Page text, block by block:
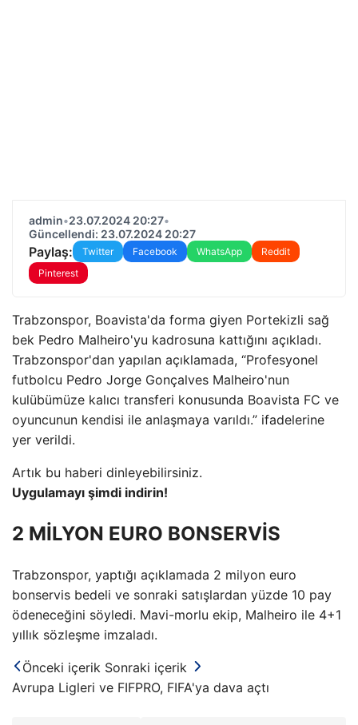
admin•23.07.2024 20:27•
Güncellendi: 23.07.2024 20:27
Paylaş: Twitter Facebook WhatsApp
Reddit
Pinterest
Trabzonspor, Boavista'da forma giyen Portekizli sağ
bek Pedro Malheiro'yu kadrosuna kattığını açıkladı.
Trabzonspor'dan yapılan açıklamada, “Profesyonel
futbolcu Pedro Jorge Gonçalves Malheiro'nun
kulübümüze kalıcı transferi konusunda Boavista FC ve
oyuncunun kendisi ile anlaşmaya varıldı.” ifadelerine
yer verildi.
Artık bu haberi dinleyebilirsiniz.
Uygulamayı şimdi indirin!
2 MİLYON EURO BONSERVİS
Trabzonspor, yaptığı açıklamada 2 milyon euro
bonservis bedeli ve sonraki satışlardan yüzde 10 pay
ödeneceğini söyledi. Mavi-morlu ekip, Malheiro ile 4+1
yıllık sözleşme imzaladı.
Önceki içerik Sonraki içerik
Avrupa Ligleri ve FIFPRO, FIFA'ya dava açtı